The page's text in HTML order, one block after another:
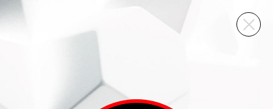
ВИННЫЙ СКЛАД